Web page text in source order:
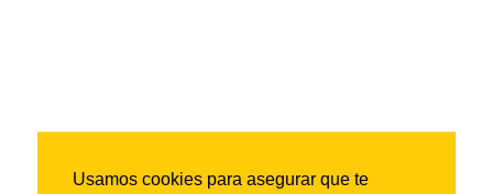
Usamos cookies para asegurar que te